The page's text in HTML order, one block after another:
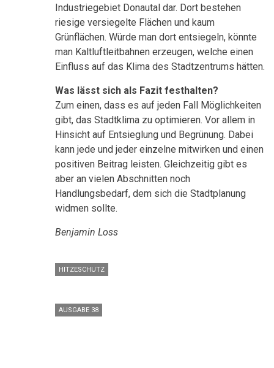
Industriegebiet Donautal dar. Dort bestehen
riesige versiegelte Flächen und kaum
Grünflächen. Würde man dort entsiegeln, könnte
man Kaltluftleitbahnen erzeugen, welche einen
Einfluss auf das Klima des Stadtzentrums hätten.
Was lässt sich als Fazit festhalten?
Zum einen, dass es auf jeden Fall Möglichkeiten
gibt, das Stadtklima zu optimieren. Vor allem in
Hinsicht auf Entsieglung und Begrünung. Dabei
kann jede und jeder einzelne mitwirken und einen
positiven Beitrag leisten. Gleichzeitig gibt es
aber an vielen Abschnitten noch
Handlungsbedarf, dem sich die Stadtplanung
widmen sollte.
Benjamin Loss
HITZESCHUTZ
AUSGABE 38